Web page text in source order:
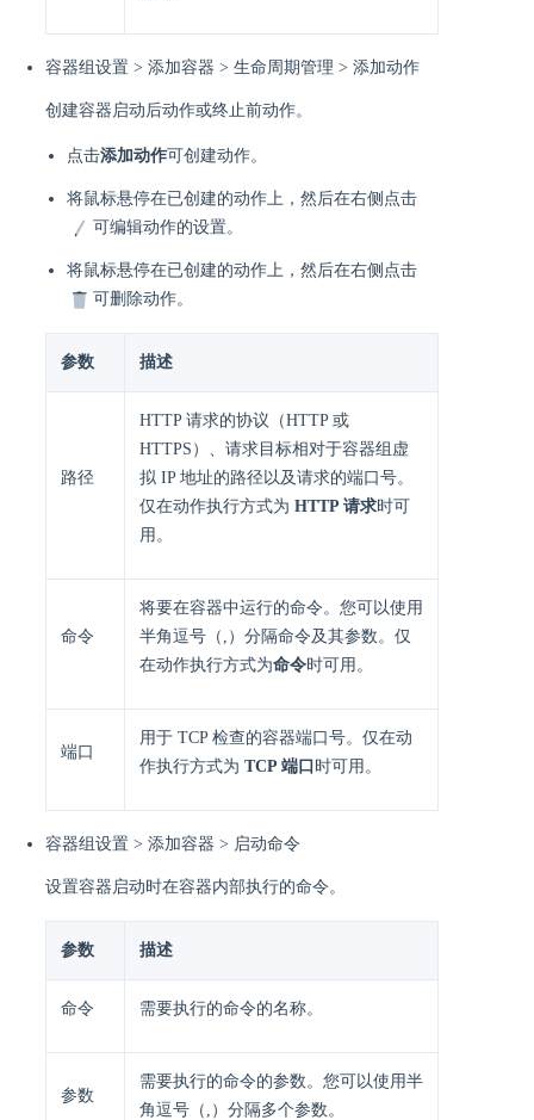
容器组设置 > 添加容器 > 生命周期管理 > 添加动作
创建容器启动后动作或终止前动作。
点击添加动作可创建动作。
将鼠标悬停在已创建的动作上，然后在右侧点击
可编辑动作的设置。
将鼠标悬停在已创建的动作上，然后在右侧点击
可删除动作。
参数 描述
路径
HTTP 请求的协议（HTTP 或
HTTPS）、请求目标相对于容器组虚
拟 IP 地址的路径以及请求的端口号。
仅在动作执行方式为 HTTP 请求时可
用。
命令
将要在容器中运行的命令。您可以使用
半角逗号（,）分隔命令及其参数。仅
在动作执行方式为命令时可用。
端口
用于 TCP 检查的容器端口号。仅在动
作执行方式为 TCP 端口 时可用。
容器组设置 > 添加容器 > 启动命令
设置容器启动时在容器内部执行的命令。
参数 描述
命令 需要执行的命令的名称。
参数
需要执行的命令的参数。您可以使用半
角逗号（,）分隔多个参数。